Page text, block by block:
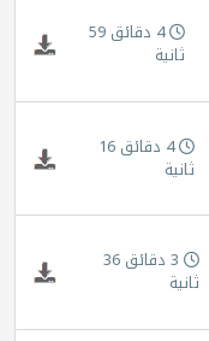
4 دقائق 59
ثانية
4 دقائق 16
ثانية
3 دقائق 36
ثانية